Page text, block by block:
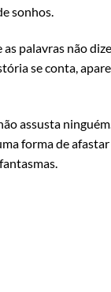
sonhos.
palavras não
se conta,
assusta
forma de afastar